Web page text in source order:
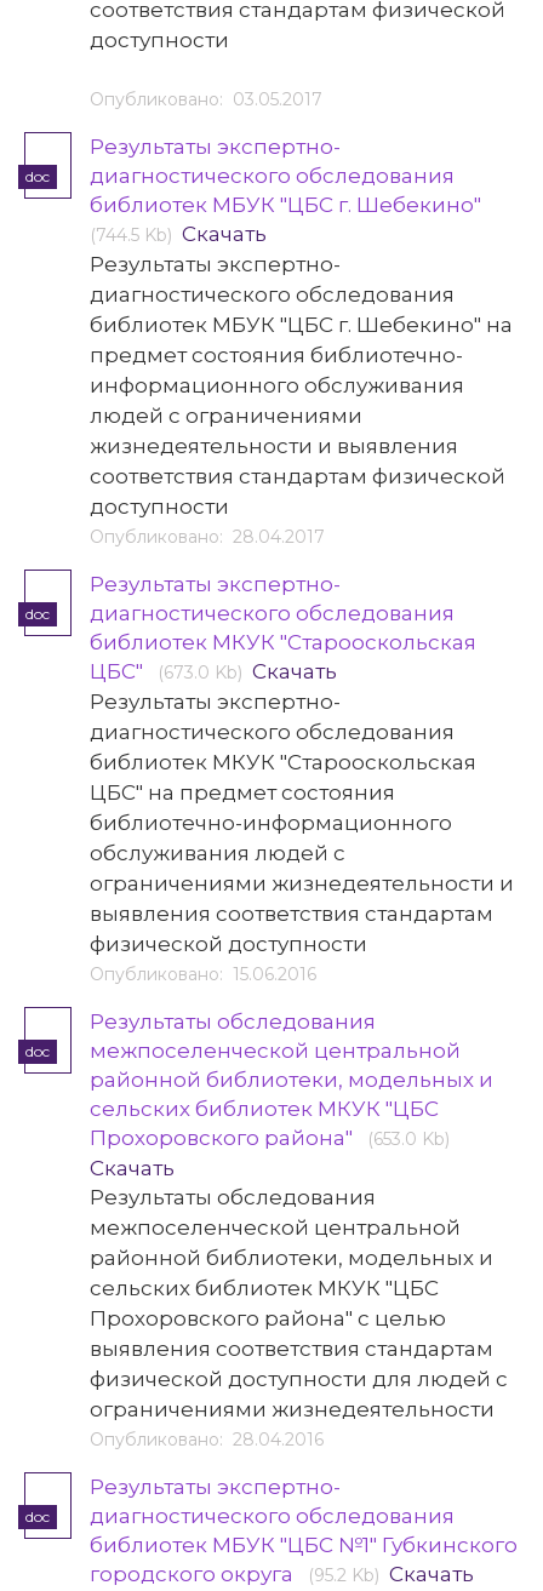
соответствия стандартам физической
доступности
Опубликовано: 03.05.2017
doc
Результаты экспертно-
диагностического обследования
библиотек МБУК "ЦБС г. Шебекино"
(744.5 Kb) Скачать
Результаты экспертно-
диагностического обследования
библиотек МБУК "ЦБС г. Шебекино" на
предмет состояния библиотечно-
информационного обслуживания
людей с ограничениями
жизнедеятельности и выявления
соответствия стандартам физической
доступности
Опубликовано: 28.04.2017
doc
Результаты экспертно-
диагностического обследования
библиотек МКУК "Старооскольская
ЦБС"
(673.0 Kb) Скачать
Результаты экспертно-
диагностического обследования
библиотек МКУК "Старооскольская
ЦБС" на предмет состояния
библиотечно-информационного
обслуживания людей с
ограничениями жизнедеятельности и
выявления соответствия стандартам
физической доступности
Опубликовано: 15.06.2016
doc
Результаты обследования
межпоселенческой центральной
районной библиотеки, модельных и
сельских библиотек МКУК "ЦБС
Прохоровского района"
(653.0 Kb)
Скачать
Результаты обследования
межпоселенческой центральной
районной библиотеки, модельных и
сельских библиотек МКУК "ЦБС
Прохоровского района" с целью
выявления соответствия стандартам
физической доступности для людей с
ограничениями жизнедеятельности
Опубликовано: 28.04.2016
doc
Результаты экспертно-
диагностического обследования
библиотек МБУК "ЦБС №1" Губкинского
городского округа
(95.2 Kb) Скачать